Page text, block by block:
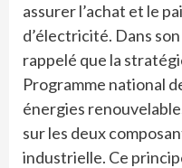
assurer l’achat et le
d’électricité. Dans
rappelé que la
Programme national
énergies
sur les deux
industrielle. Ce